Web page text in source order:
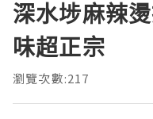
深水埗麻辣
味超正宗
瀏覽次數:217